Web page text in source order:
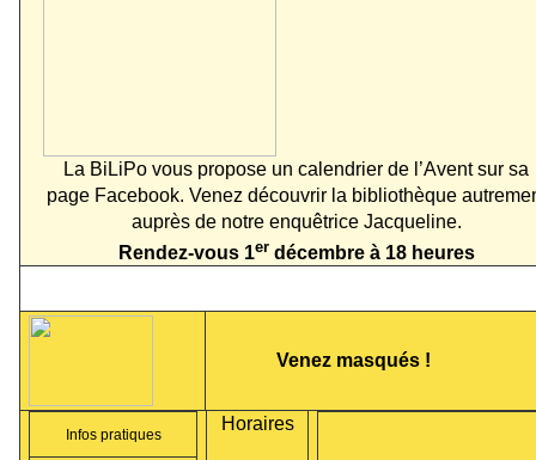
La BiLiPo vous propose un calendrier de l’Avent sur sa
page Facebook. Venez découvrir la bibliothèque
auprès de notre enquêtrice Jacqueline.
Rendez-vous 1erdécembre à 18 heures
Venez masqués !
Infos pratiques
Horaires